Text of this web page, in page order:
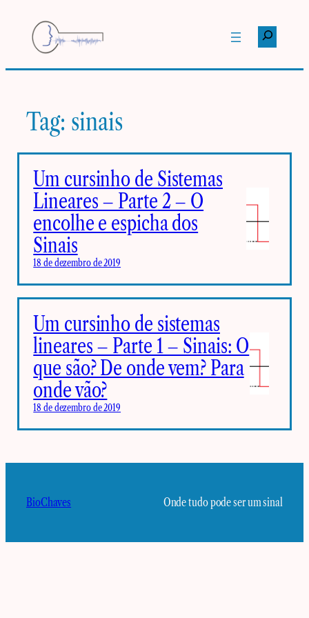
conteúdo
Pesquisar
Tag: sinais
Um cursinho de Sistemas
Lineares – Parte 2 – O
encolhe e espicha dos
Sinais
18 de dezembro de 2019
Um cursinho de sistemas
lineares – Parte 1 – Sinais: O
que são? De onde vem? Para
onde vão?
18 de dezembro de 2019
BioChaves Onde tudo pode ser um sinal